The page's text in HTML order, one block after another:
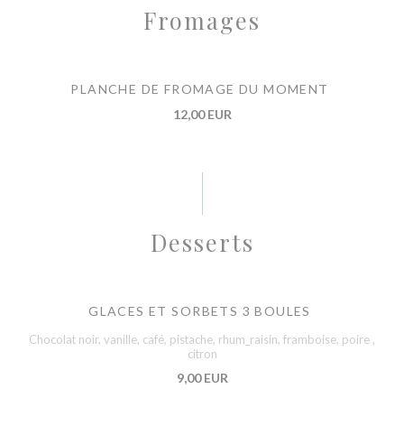
Fromages
PLANCHE DE FROMAGE DU MOMENT
12,00 EUR
Desserts
GLACES ET SORBETS 3 BOULES
Chocolat noir, vanille, café, pistache, rhum_raisin, framboise, poire ,
citron
9,00 EUR